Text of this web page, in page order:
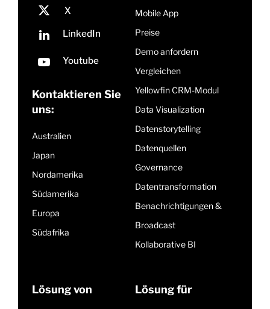
Kontaktieren Sie
uns:
Australien
Japan
Nordamerika
Südamerika
Europa
Südafrika
Mobile App
Preise
Demo anfordern
Vergleichen
Yellowfin CRM-Modul
Data Visualization
Datenstorytelling
Datenquellen
Governance
Datentransformation
Benachrichtigungen &
Broadcast
Kollaborative BI
Lösung von Lösung für